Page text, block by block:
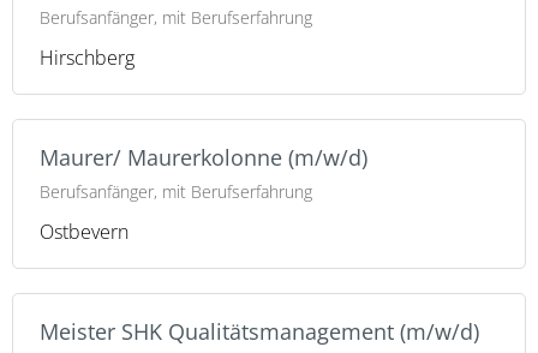
Berufsanfänger, mit Berufserfahrung
Hirschberg
Maurer/ Maurerkolonne (m/w/d)
Berufsanfänger, mit Berufserfahrung
Ostbevern
Meister SHK Qualitätsmanagement (m/w/d)